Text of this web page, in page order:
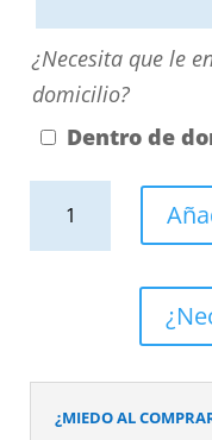
contactando
nosotros.
El
precio
será
¿Necesita
que
le
domicilio?
¿Necesita que le
domicilio?
Dentro de
pizarra
acabado
¿MIEDO AL